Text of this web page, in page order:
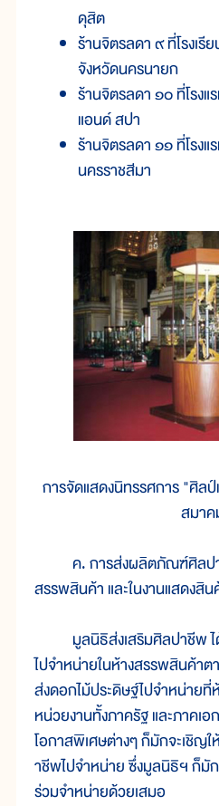
ดุสิต
ร้านจิตรลดา ๙ ที่โรงเ
จังหวัดนครนายก
ร้านจิตรลดา ๑๐ ที่โรง
แอนด์ สปา
ร้านจิตรลดา ๑๑ ที่โรง
นครราชสีมา
การจัดแสดงนิทรรศการ "ศิ
สมา
ค. การส่งผลิตภัณฑ์ศิลปา
สรรพสินค้า และในงานแสดงสิ
มูลนิธิส่งเสริมศิลปาชีพ
ไปจำหน่ายในห้างสรรพสินค้า
ส่งดอกไม้ประดิษฐ์ไปจำหน่ายที่
หน่วยงานทั้งภาครัฐ และภาคเ
โอกาสพิเศษต่างๆ ก็มักจะเชิ
าชีพไปจำหน่าย ซึ่งมูลนิธิฯ ก็
ร่วมจำหน่ายด้วยเสมอ